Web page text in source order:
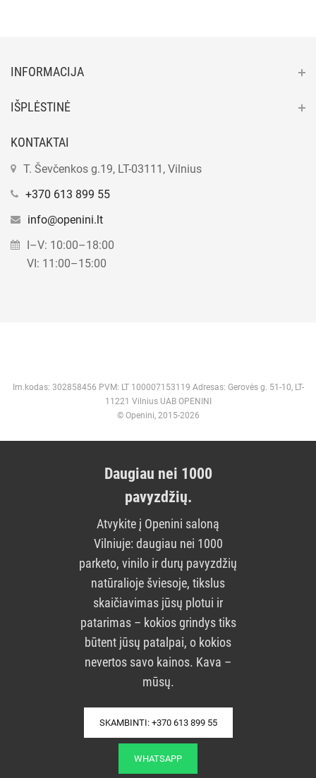
INFORMACIJA
IŠPLĖSTINĖ
KONTAKTAI
T. Ševčenkos g.19, LT-03111, Vilnius
+370 613 899 55
info@openini.lt
I–V: 10:00–18:00
VI: 11:00–15:00
Im.kodas: 302858456 PVM: LT 100007153119 Adresas: Gerovės g. 51-10, LT-
11221 Vilnius UAB OPENINI
© Openini, 2015-2026
Daugiau nei 1000
pavyzdžių.
Atvykite į Openini saloną
Vilniuje: daugiau nei 1000
parketo, vinilo ir durų pavyzdžių
natūralioje šviesoje, tikslus
skaičiavimas jūsų plotui ir
patarimas – kokios grindys tiks
būtent jūsų patalpai, o kokios
nevertos savo kainos. Kava –
mūsų.
SKAMBINTI: +370 613 899 55
WHATSAPP